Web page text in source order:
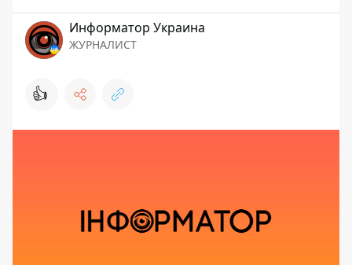
Информатор Украина
ЖУРНАЛИСТ
👍